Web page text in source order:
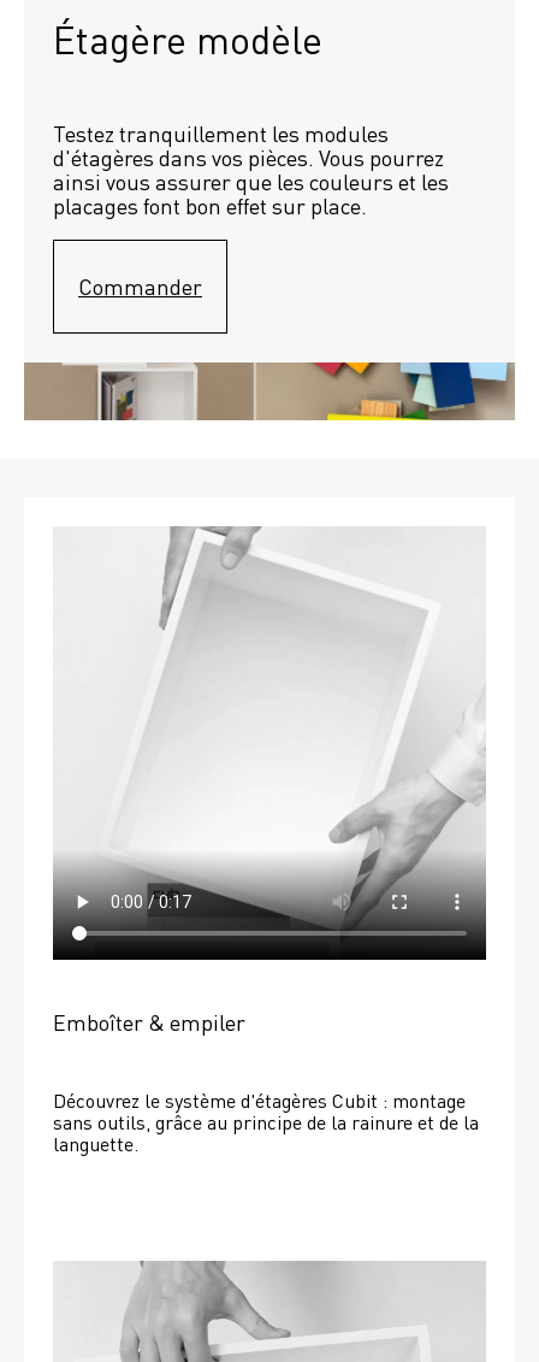
Étagère modèle
Testez tranquillement les modules
d'étagères dans vos pièces. Vous pourrez
ainsi vous assurer que les couleurs et les
placages font bon effet sur place.
Commander
Emboîter & empiler
Découvrez le système d'étagères Cubit : montage
sans outils, grâce au principe de la rainure et de la
languette.